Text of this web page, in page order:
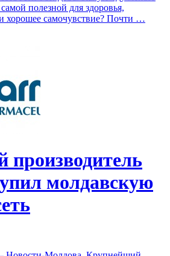
полезной для здоровья,
хорошее самочувствие? Почти …
производитель
молдавскую